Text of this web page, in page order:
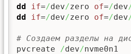
dd
if=/dev/zero of=/dev
dd
if=/dev/zero of=/dev
# Создаем разделы на
pvcreate
/dev/nvme0n1